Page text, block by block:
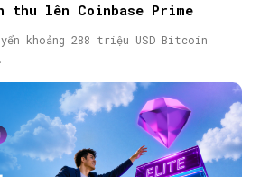
thu lên Coinbase Prime
khoảng 288 triệu USD Bitcoin